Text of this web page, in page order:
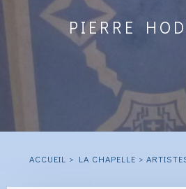
PIERRE
ACCUEIL > LA CHAPELLE >